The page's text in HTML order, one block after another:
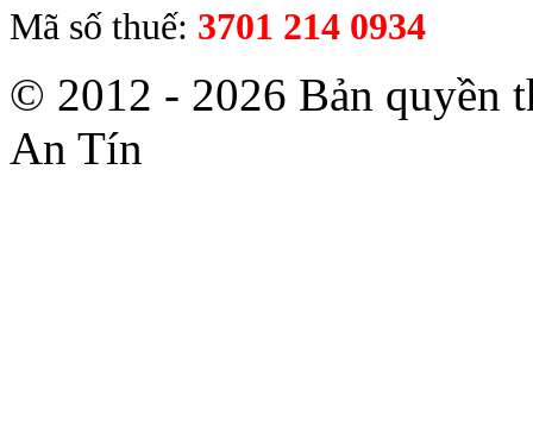
Mã số thuế: 3701 214 0934
© 2012 - 2026 Bản quyền
An Tín